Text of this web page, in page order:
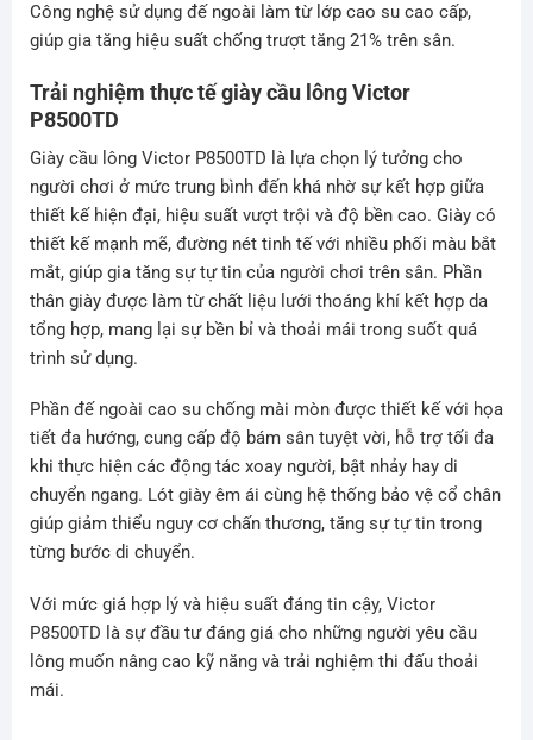
Công nghệ sử dụng đế ngoài làm từ lớp cao su cao cấp,
giúp gia tăng hiệu suất chống trượt tăng 21% trên sân.
Trải nghiệm thực tế giày cầu lông Victor
P8500TD
Giày cầu lông Victor P8500TD là lựa chọn lý tưởng cho
người chơi ở mức trung bình đến khá nhờ sự kết hợp giữa
thiết kế hiện đại, hiệu suất vượt trội và độ bền cao. Giày có
thiết kế mạnh mẽ, đường nét tinh tế với nhiều phối màu bắt
mắt, giúp gia tăng sự tự tin của người chơi trên sân. Phần
thân giày được làm từ chất liệu lưới thoáng khí kết hợp da
tổng hợp, mang lại sự bền bỉ và thoải mái trong suốt quá
trình sử dụng.
Phần đế ngoài cao su chống mài mòn được thiết kế với họa
tiết đa hướng, cung cấp độ bám sân tuyệt vời, hỗ trợ tối đa
khi thực hiện các động tác xoay người, bật nhảy hay di
chuyển ngang. Lót giày êm ái cùng hệ thống bảo vệ cổ chân
giúp giảm thiểu nguy cơ chấn thương, tăng sự tự tin trong
từng bước di chuyển.
Với mức giá hợp lý và hiệu suất đáng tin cậy, Victor
P8500TD là sự đầu tư đáng giá cho những người yêu cầu
lông muốn nâng cao kỹ năng và trải nghiệm thi đấu thoải
mái.